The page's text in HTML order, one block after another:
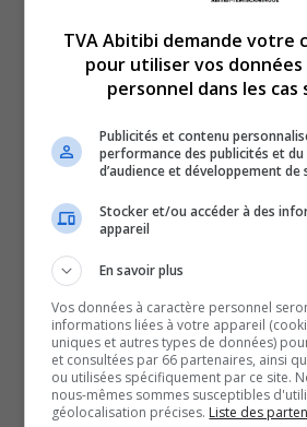
Est-ce que Air
Creebec pourrait
l’aéroport
Rouyn-Noranda?
Eh bien, l’option n’est pas écartée,
Rouyn-Noranda, Diane Dallaire.
Même si rien n’est confirmé, des
cours avec l’entreprise qui est établie
TVA Abitibi demande votre
pour utiliser vos
personnel dans les cas
Publicités et contenu
performance des publicités et
d’audience et développement de
Stocker et/ou accéder à des
appareil
En savoir plus
Vos données à caractère personnel
informations liées à votre appareil
uniques et autres types de données)
et consultées par 66 partenaires, ainsi
ou utilisées spécifiquement par ce site.
nous-mêmes sommes susceptibles
géolocalisation précises. Liste des